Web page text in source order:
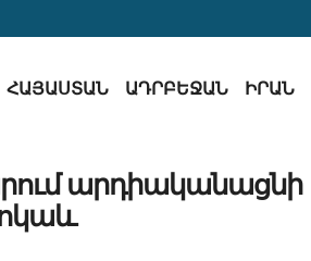
ՀԱՅԱՍՏԱՆ ԱԴՐԲԵՋԱՆ ԻՐԱՆ
արդիականացնի